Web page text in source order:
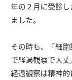
年の２月に受診
ました。
その時も、「細
で経過観察で大
経過観察は精神